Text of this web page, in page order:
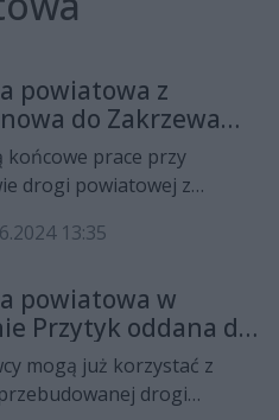
powiatowa z
do Zakrzewa
gotowa
końcowe prace przy
drogi powiatowej z
4 km długości i jest już
z oznakowaniem
13:35
powiatowa w
Przytyk oddana do
mogą już korzystać z
drogi